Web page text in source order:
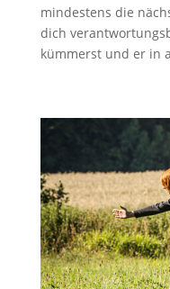
mindestens die
dich
kümmerst und er in